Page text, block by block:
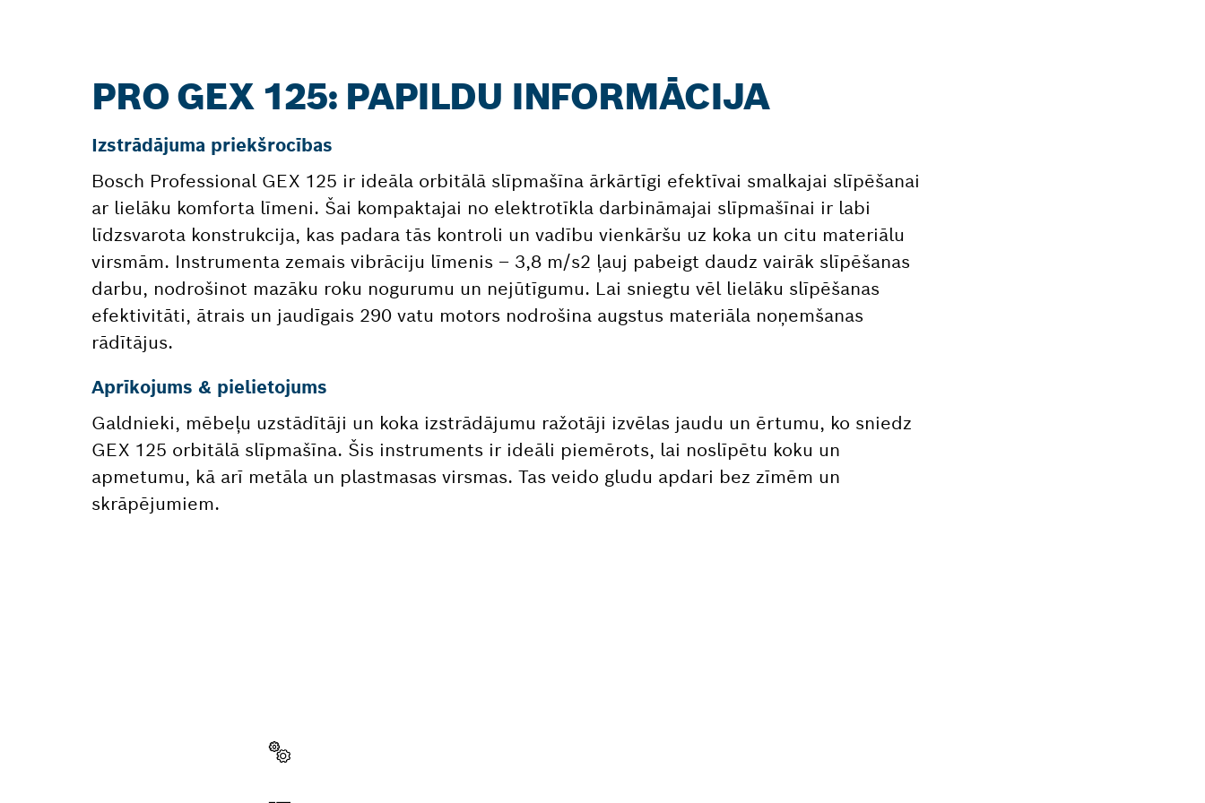
PRO GEX 125: PAPILDU INFORMĀCIJA
Izstrādājuma priekšrocības
Bosch Professional GEX 125 ir ideāla orbitālā slīpmašīna ārkārtīgi efektīvai smalkajai slīpēšanai
ar lielāku komforta līmeni. Šai kompaktajai no elektrotīkla darbināmajai slīpmašīnai ir labi
līdzsvarota konstrukcija, kas padara tās kontroli un vadību vienkāršu uz koka un citu materiālu
virsmām. Instrumenta zemais vibrāciju līmenis – 3,8 m/s2 ļauj pabeigt daudz vairāk slīpēšanas
darbu, nodrošinot mazāku roku nogurumu un nejūtīgumu. Lai sniegtu vēl lielāku slīpēšanas
efektivitāti, ātrais un jaudīgais 290 vatu motors nodrošina augstus materiāla noņemšanas
rādītājus.
Aprīkojums & pielietojums
Galdnieki, mēbeļu uzstādītāji un koka izstrādājumu ražotāji izvēlas jaudu un ērtumu, ko sniedz
GEX 125 orbitālā slīpmašīna. Šis instruments ir ideāli piemērots, lai noslīpētu koku un
apmetumu, kā arī metāla un plastmasas virsmas. Tas veido gludu apdari bez zīmēm un
skrāpējumiem.